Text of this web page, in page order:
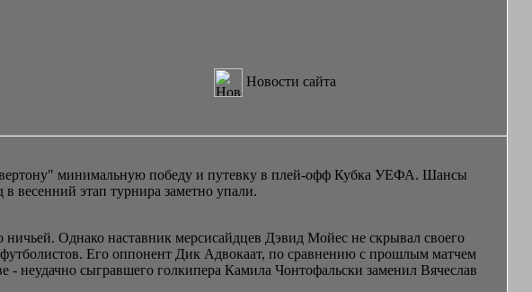
Новости сайта
минимальную победу и путевку в плей-офф Кубка УЕФА. Шансы
весенний этап турнира заметно упали.
Однако наставник мерсисайдцев Дэвид Мойес не скрывал своего
Его оппонент Дик Адвокаат, по сравнению с прошлым матчем
неудачно сыгравшего голкипера Камила Чонтофальски заменил Вячеслав